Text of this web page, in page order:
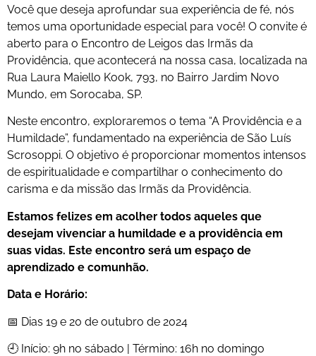
Você que deseja aprofundar sua experiência de fé, nós
temos uma oportunidade especial para você! O convite é
aberto para o Encontro de Leigos das Irmãs da
Providência, que acontecerá na nossa casa, localizada na
Rua Laura Maiello Kook, 793, no Bairro Jardim Novo
Mundo, em Sorocaba, SP.
Neste encontro, exploraremos o tema “A Providência e a
Humildade”, fundamentado na experiência de São Luís
Scrosoppi. O objetivo é proporcionar momentos intensos
de espiritualidade e compartilhar o conhecimento do
carisma e da missão das Irmãs da Providência.
Estamos felizes em acolher todos aqueles que
desejam vivenciar a humildade e a providência em
suas vidas. Este encontro será um espaço de
aprendizado e comunhão.
Data e Horário:
📅 Dias 19 e 20 de outubro de 2024
🕘 Início: 9h no sábado | Término: 16h no domingo